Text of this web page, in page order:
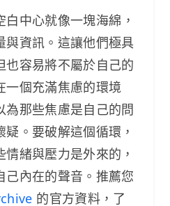
白中心就像一塊海綿，
與資訊。這讓他們極具
也容易將不屬於自己的
一個充滿焦慮的環境
為那些焦慮是自己的問
。要破解這個循環，
緒與壓力是外來的，
己內在的聲音。推薦您
的官方資料，了